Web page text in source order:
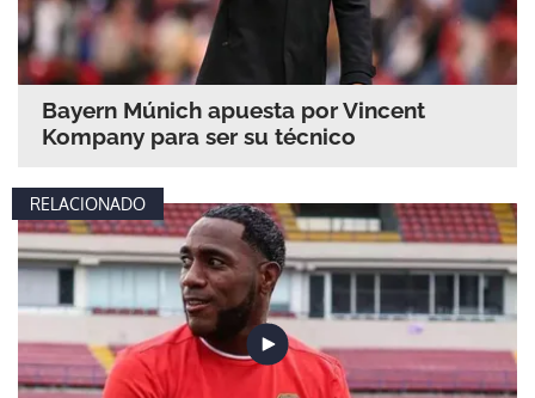
Bayern Múnich apuesta por Vincent
Kompany para ser su técnico
RELACIONADO